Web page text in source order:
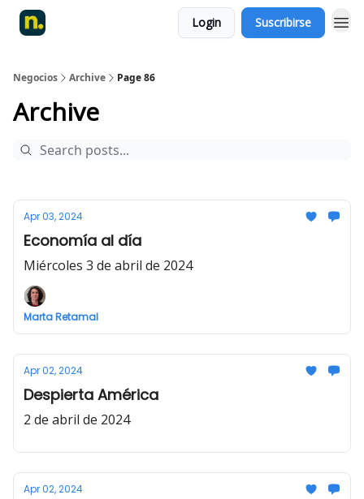
Login Suscribirse
Negocios Archive Page 86
Archive
Apr 03, 2024
Economía al día
Miércoles 3 de abril de 2024
Marta Retamal
Apr 02, 2024
Despierta América
2 de abril de 2024
Apr 02, 2024